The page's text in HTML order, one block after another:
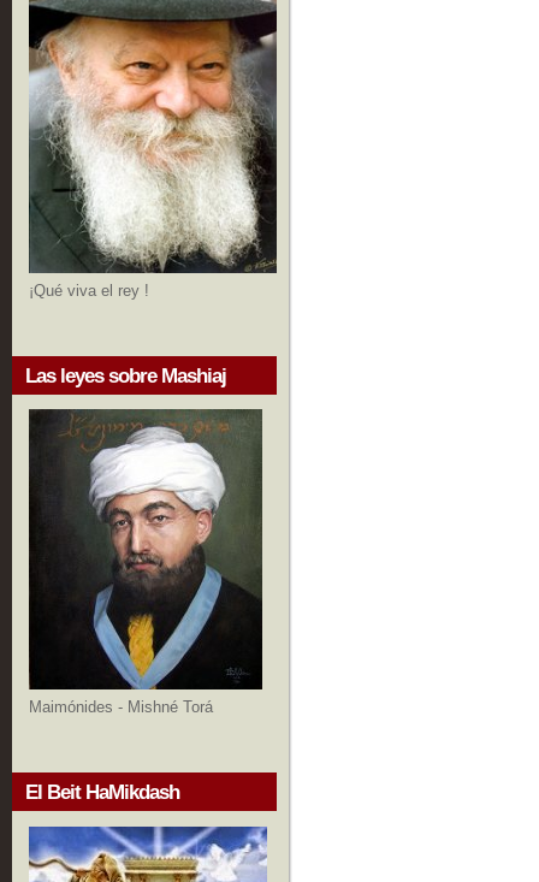
¡Qué viva el rey !
Las leyes sobre Mashiaj
Maimónides - Mishné Torá
El Beit HaMikdash